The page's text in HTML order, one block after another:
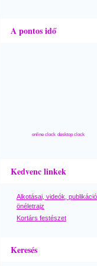
A pontos idő
online clock desktop clock
Kedvenc linkek
Alkotásai, videók,
önéletrajz
Kortárs festészet
Keresés